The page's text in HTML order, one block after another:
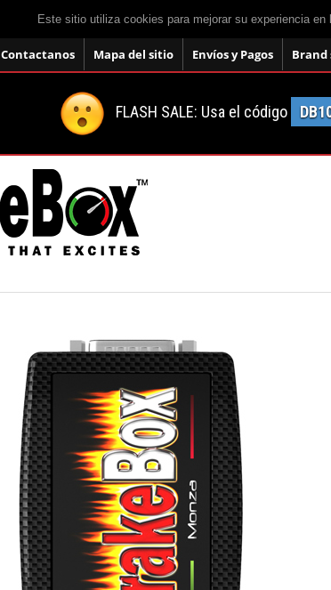
Este sitio utiliza cookies para mejorar su experiencia
Contactanos Mapa del sitio Envíos y Pagos Brand
FLASH SALE: Usa el código